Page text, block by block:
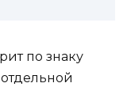
по знаку